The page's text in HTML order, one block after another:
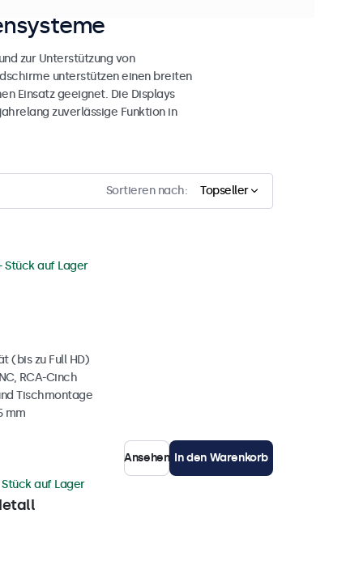
zur Unterstützung von
unterstützen einen breiten
Einsatz geeignet. Die Displays
zuverlässige Funktion in
Sortieren nach: Topseller
Stück auf Lager
(bis zu Full HD)
RCA-Cinch
Tischmontage
mm
Ansehen In den Warenkorb
Stück auf Lager